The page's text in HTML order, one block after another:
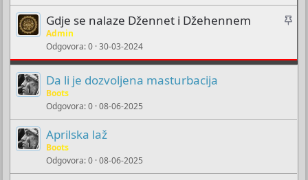
i
j
p
m
0
s
Z
i
m
Gdje se nalaze Džennet i Džehennem
Admin
Odgovora 0 30-03-2024
Da li je dozvoljena masturbacija
Boots
Odgovora 0 08-06-2025
Aprilska laž
Boots
Odgovora 0 08-06-2025